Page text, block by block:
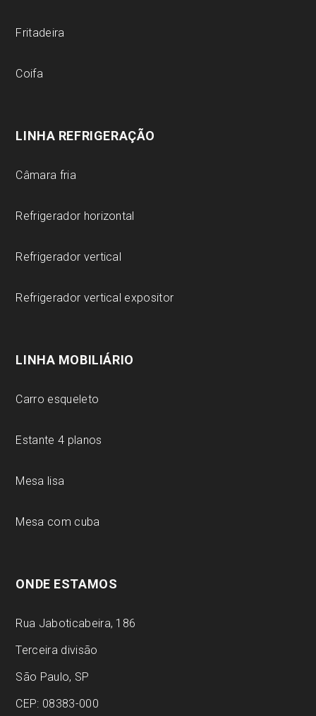
Fritadeira
Coifa
LINHA REFRIGERAÇÃO
Câmara fria
Refrigerador horizontal
Refrigerador vertical
Refrigerador vertical expositor
LINHA MOBILIÁRIO
Carro esqueleto
Estante 4 planos
Mesa lisa
Mesa com cuba
ONDE ESTAMOS
Rua Jaboticabeira, 186
Terceira divisão
São Paulo, SP
CEP: 08383-000